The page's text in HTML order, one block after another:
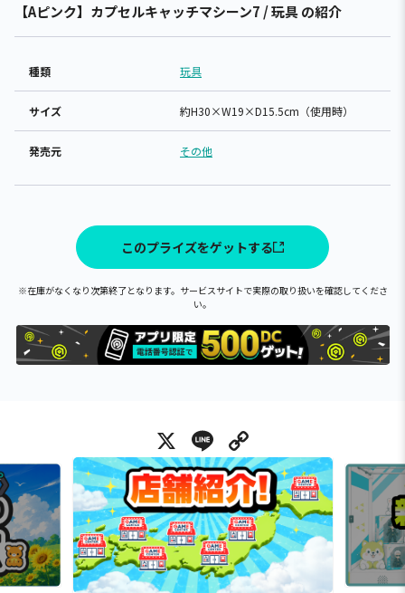
【Aピンク】カプセルキャッチマシーン7 / 玩具 の紹介
種類 玩具
サイズ 約H30×W19×D15.5cm（使用時）
発売元 その他
このプライズをゲットする
※在庫がなくなり次第終了となります。サービスサイトで実際の取り扱いを確認してくださ
い。
X Line